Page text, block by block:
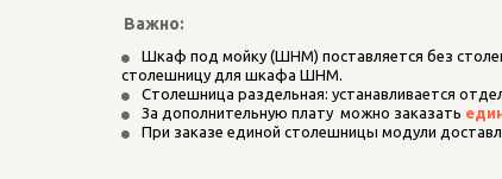
Важно:
Шкаф под мойку (ШНМ) поставляется без
столешницу для шкафа ШНМ.
Столешница раздельная: устанавливается
За дополнительную плату  можно заказать
При заказе единой столешницы модули